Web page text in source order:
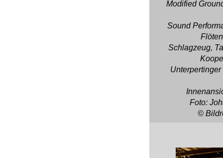
Modified
Sound
Schlagzeug,
Foto:
©